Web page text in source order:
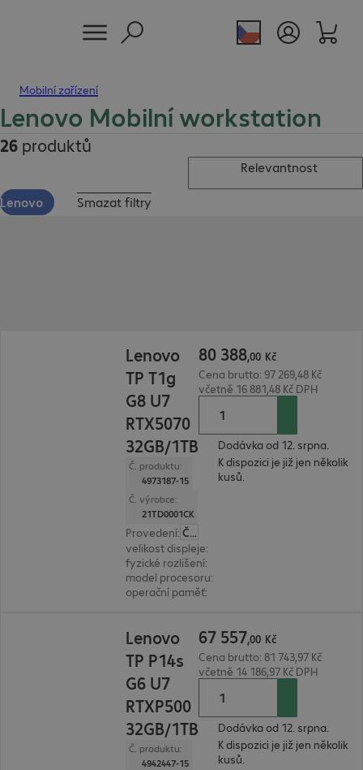
Mobilní zařízení
Lenovo Mobilní workstation
26 produktů
Relevantnost
Lenovo Smazat filtry
Lenovo
TP T1g
G8 U7
RTX5070
32GB/1TB
Č. produktu:
4973187-15
Č. výrobce:
21TD0001CK
Provedení:
Česká
velikost displeje:
fyzické rozlišení:
model procesoru:
operační paměť:
80 388,00 Kč
Cena brutto: 97 269,48 Kč
včetně 16 881,48 Kč DPH
Dodávka od 12. srpna.
K dispozici je již jen několik
kusů.
Lenovo
TP P14s
G6 U7
RTXP500
32GB/1TB
Č. produktu:
4942447-15
67 557,00 Kč
Cena brutto: 81 743,97 Kč
včetně 14 186,97 Kč DPH
Dodávka od 12. srpna.
K dispozici je již jen několik
kusů.